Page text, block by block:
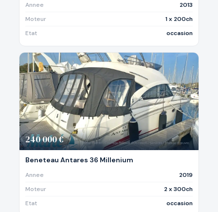
Annee
2013
Moteur
1 x 200ch
Etat
occasion
240 000 €
Beneteau Antares 36 Millenium
Annee
2019
Moteur
2 x 300ch
Etat
occasion